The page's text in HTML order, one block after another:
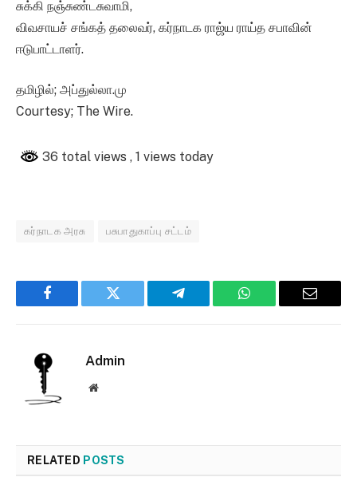
சுக்கி நஞ்சுண்டசுவாமி,
விவசாயச் சங்கத் தலைவர், கர்நாடக ராஜ்ய ராய்த சபாவின்
ஈடுபாட்டாளர்.
தமிழில்; அப்துல்லா.மு
Courtesy; The Wire.
36 total views , 1 views today
கர்நாடக அரசு பசுபாதுகாப்பு சட்டம்
Facebook Twitter Telegram WhatsApp Email
Admin
Website
RELATED POSTS